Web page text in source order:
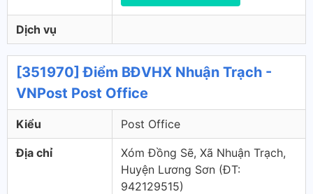
Dịch vụ
[351970] Điểm BĐVHX Nhuận Trạch -
VNPost Post Office
Kiểu Post Office
Địa chỉ
Xóm Đồng Sẽ, Xã Nhuận Trạch,
Huyện Lương Sơn (ÐT:
942129515)